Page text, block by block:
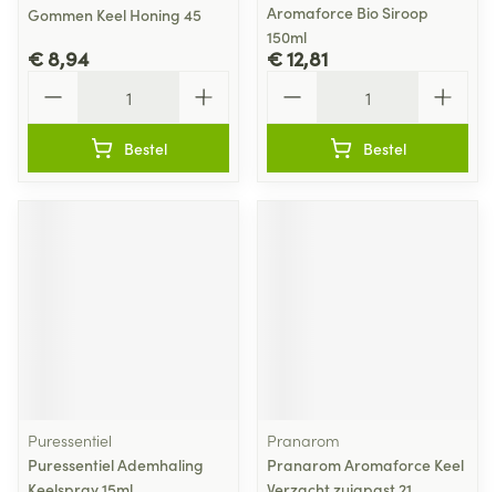
Gommen Keel Honing 45
€ 8,94
Bestel
Aromaforce Bio Siroop
150ml
€ 12,81
Bestel
Puressentiel
Puressentiel Ademhaling
Pranarom
Pranarom Aromaforce Keel